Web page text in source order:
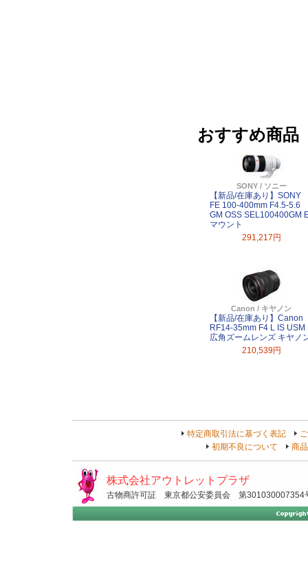
おすすめ商品
SONY / ソニー
【新品/在庫あり】SONY
FE 100-400mm F4.5-5.6
GM OSS SEL100400GM
マウント
291,217円
Canon / キヤノン
【新品/在庫あり】Canon
RF14-35mm F4 L IS USM
広角ズームレンズ キヤノ
210,539円
特定商取引法に基づく表記
初期不良について
商
株式会社アウトレットプラザ
古物商許可証 東京都公安委員会 第301030007354